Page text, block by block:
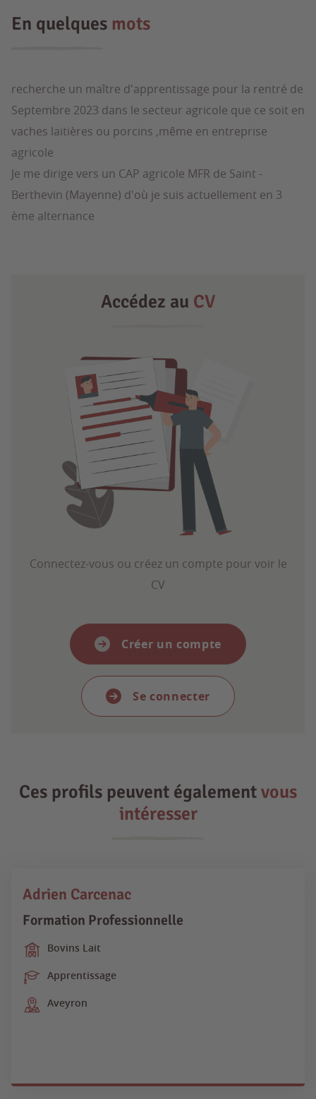
En quelques mots
recherche un maître d'apprentissage pour la rentré de
Septembre 2023 dans le secteur agricole que ce soit en
vaches laitières ou porcins ,même en entreprise
agricole
Je me dirige vers un CAP agricole MFR de Saint -
Berthevin (Mayenne) d'où je suis actuellement en 3
ème alternance
Accédez au CV
Connectez-vous ou créez un compte pour voir le
CV
Créer un compte
Se connecter
Ces profils peuvent égalementvous
intéresser
Adrien Carcenac
Formation Professionnelle
Bovins Lait
Apprentissage
Aveyron